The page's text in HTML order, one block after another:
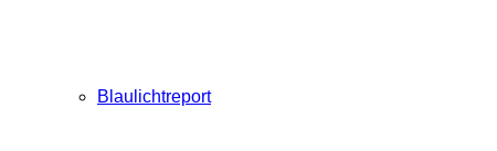
Blaulichtreport